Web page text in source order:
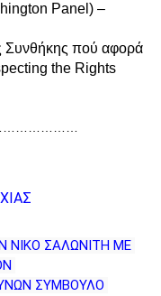
Panel) –
Συνθήκης πού αφορά
the Rights
ΝΙΚΟ ΣΑΛΩΝΙΤΗ ΜΕ
ΣΥΜΒΟΥΛΟ